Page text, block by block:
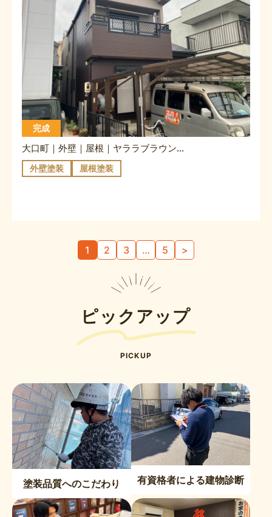
完成
大口町｜外壁｜屋根｜ヤララブラウン×グレージュ｜キャビアブラウン
外壁塗装 屋根塗装
1 2 3 … 5 >
ピックアップ
PICKUP
塗装品質へのこだわり 有資格者による建物診断